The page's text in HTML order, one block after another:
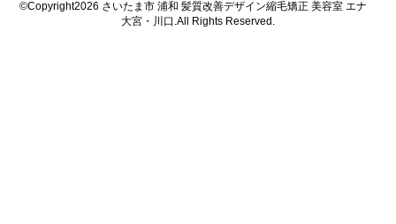
©Copyright2026 さいたま市 浦和 髪質改善デザイン縮毛矯正 美容室 エナ
大宮・川口 .All Rights Reserved.